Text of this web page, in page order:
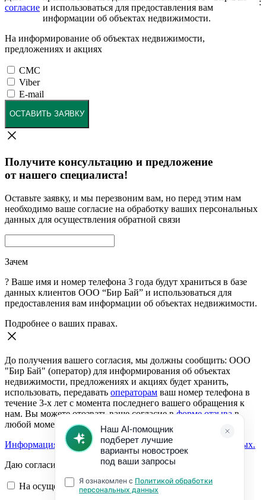
согласие и использоваться для предоставления вам
информации об объектах недвижимости.
:
На информирование об объектах недвижимости,
предложениях и акциях
СМС
Viber
E-mail
ОСТАВИТЬ ЗАЯВКУ
Получите консультацию и предложение
от нашего специалиста!
Оставьте заявку, и мы перезвоним вам, но перед этим нам
необходимо ваше согласие на обработку ваших персональных
данных для осуществления обратной связи
Зачем
? Ваше имя и номер телефона 3 года будут храниться в базе
данных клиентов ООО “Бир Бай” и использоваться для
предоставления вам информации об объектах недвижимости.
Подробнее о ваших правах.
До получения вашего согласия, мы должны сообщить: ООО
"Бир Бай" (оператор) для информирования об объектах
недвижимости, предложениях и акциях будет хранить,
использовать, передавать операторам ваш номер телефона в
течение 3-х лет с момента последнего вашего обращения к
нам. Вы можете отозвать ваше согласие вформе отзывав
любой момент.
Информация о согласии на обработку персональных данных.
Даю согласие:
На осуществление обратной связи